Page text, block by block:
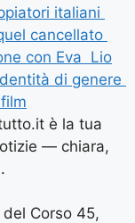
italiani
cancellato
con Eva Lio
di genere
è la tua
— chiara,
Corso 45,